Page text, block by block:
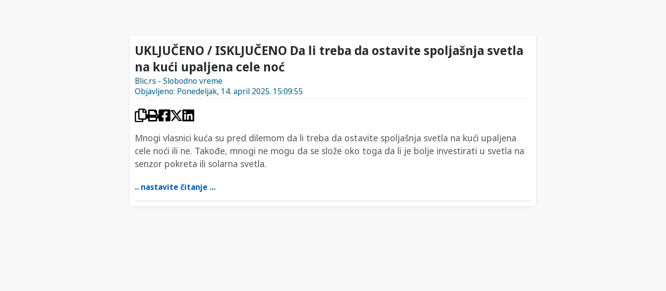
UKLJUČENO / ISKLJUČENO Da li treba da ostavite spoljašnja svetla
na kući upaljena cele noć
Blic.rs - Slobodno vreme
Objavljeno: Ponedeljak, 14. april 2025. 15:09:55
Mnogi vlasnici kuća su pred dilemom da li treba da ostavite spoljašnja svetla na kući upaljena
cele noći ili ne. Takođe, mnogi ne mogu da se slože oko toga da li je bolje investirati u svetla na
senzor pokreta ili solarna svetla.
.. nastavite čitanje ...